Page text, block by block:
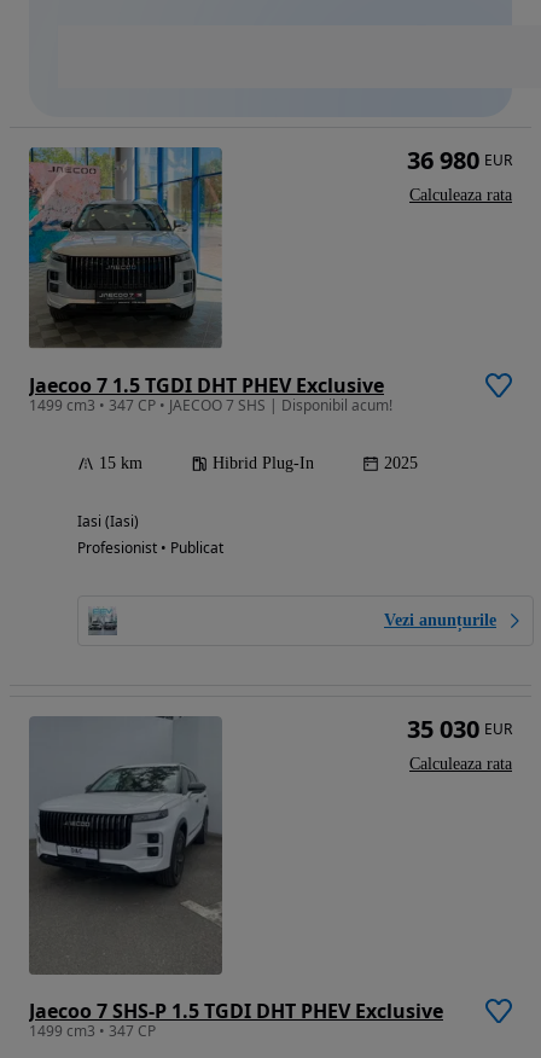
Jaecoo 7 1.5 TGDI DHT PHEV Exclusive
1499 cm3 • 347 CP • JAECOO 7 SHS | Disponibil acum!
15 km Hibrid Plug-In 2025
Iasi (Iasi)
Profesionist • Publicat
Vezi anunțurile
36 980 EUR
Calculeaza rata
Jaecoo 7 SHS-P 1.5 TGDI DHT PHEV Exclusive
1499 cm3 • 347 CP
35 030 EUR
Calculeaza rata